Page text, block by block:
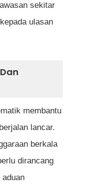
sekitar
ulasan
membantu
lancar.
berkala
dirancang